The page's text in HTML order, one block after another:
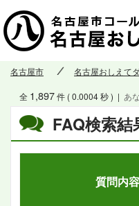
名古屋市 名古屋おしえて
FAQ検索結
全 1,897件 ( 0.0004 秒 ) | あ
質問内容